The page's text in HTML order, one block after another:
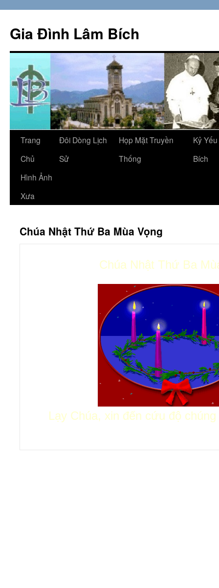
content
Gia Đình Lâm Bích
Trang
Chủ
Đôi Dòng Lịch
Sử
Họp Mặt Truyền
Thống
Kỷ
Bích
Hình Ảnh
Xưa
Chúa Nhật Thứ Ba Mùa Vọng
Chúa Nhật Thứ Ba
Lạy Chúa, xin đến cứu độ